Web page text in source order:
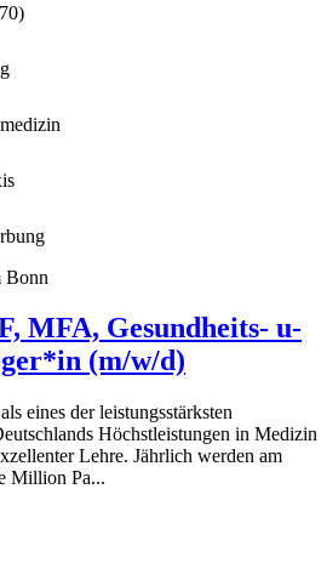
)
Bonn
MFA, Gesundheits- u-
(m/w/d)
eines der leistungsstärksten
Höchstleistungen in Medizin
Lehre. Jährlich werden am
Million Pa...